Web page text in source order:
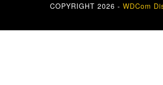
COPYRIGHT 2026 - WDCom